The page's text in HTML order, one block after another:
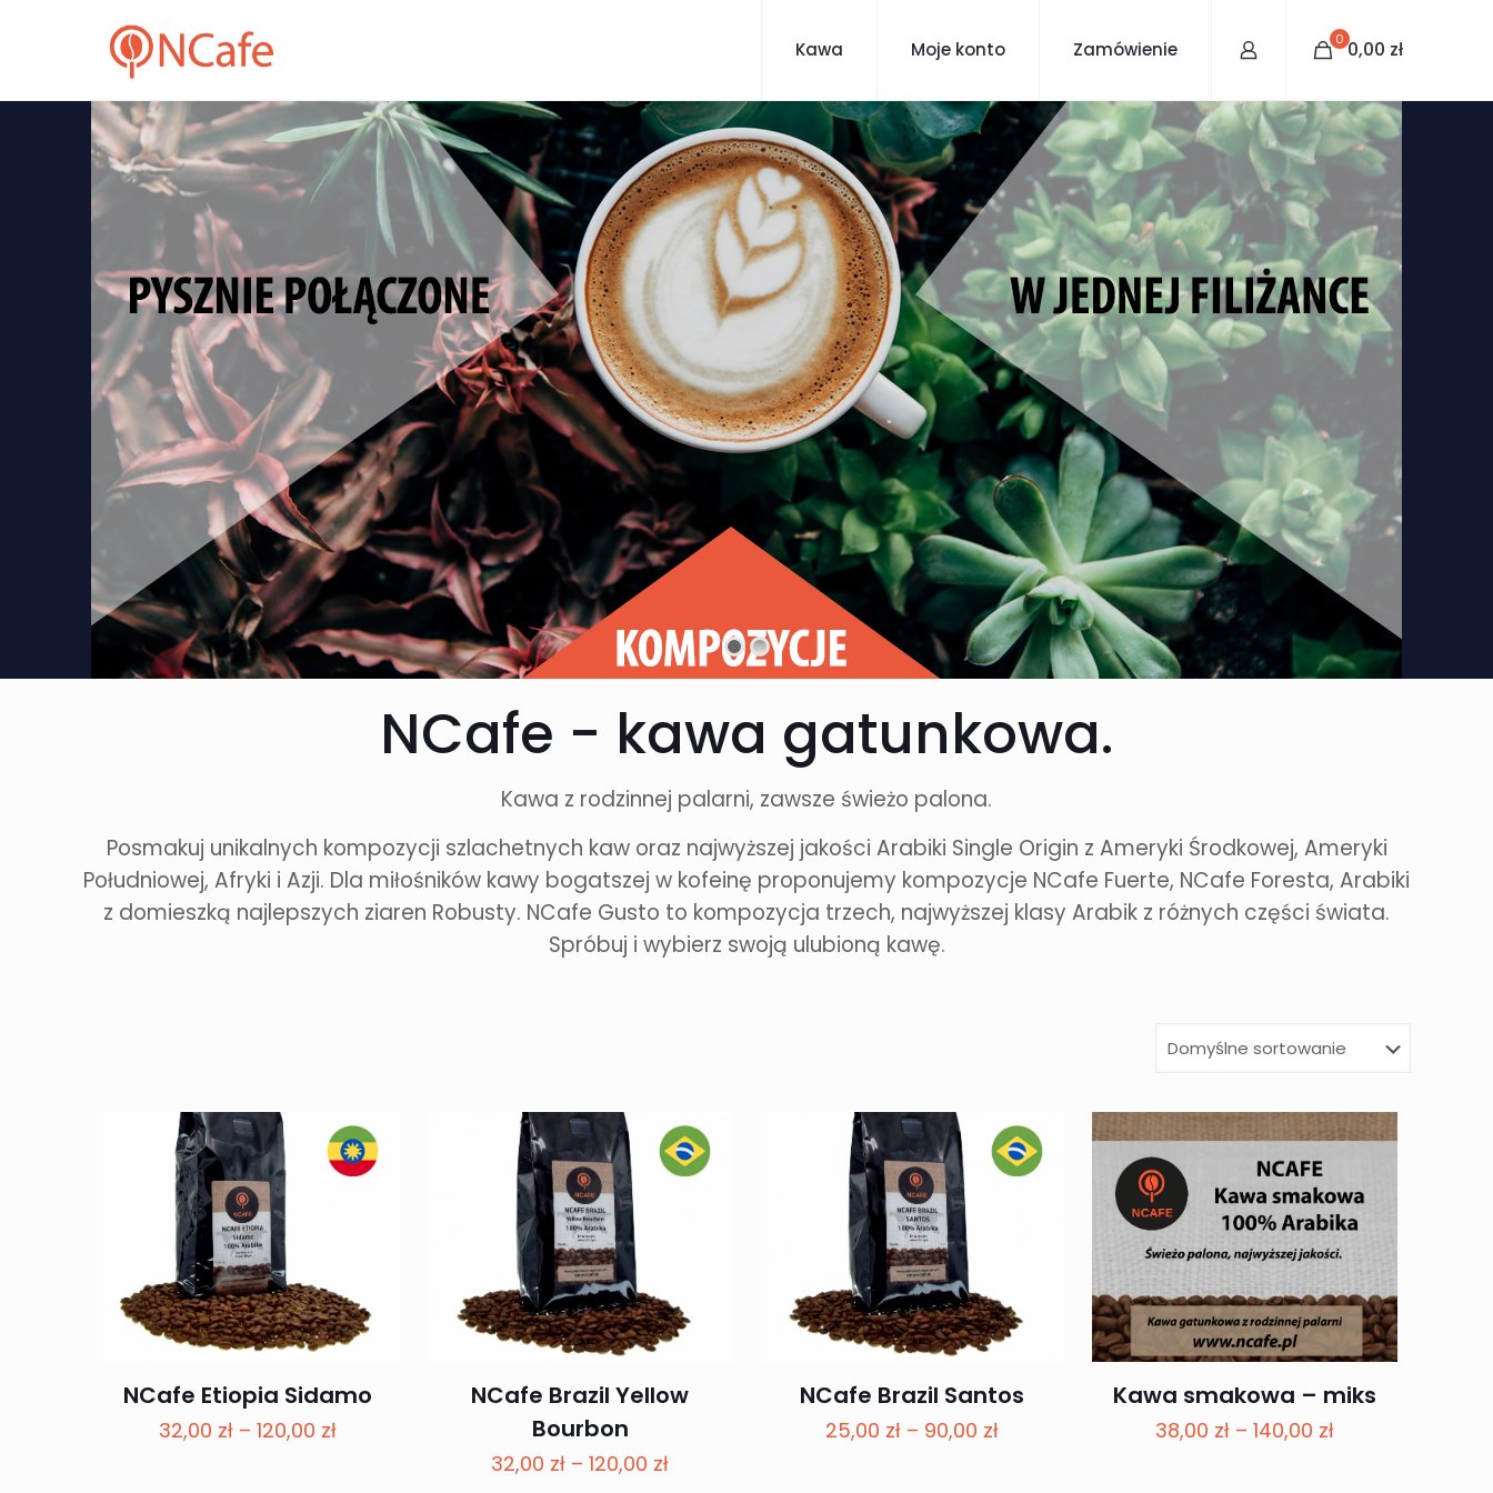
Kawa Moje konto Zamówienie 0 0,00 zł
NCafe - kawa gatunkowa.
Kawa z rodzinnej palarni, zawsze świeżo palona.
Posmakuj unikalnych kompozycji szlachetnych kaw oraz najwyższej jakości Arabiki Single Origin z Ameryki Środkowej, Ameryki
Południowej, Afryki i Azji. Dla miłośników kawy bogatszej w kofeinę proponujemy kompozycje NCafe Fuerte, NCafe Foresta, Arabiki
z domieszką najlepszych ziaren Robusty. NCafe Gusto to kompozycja trzech, najwyższej klasy Arabik z różnych części świata.
Spróbuj i wybierz swoją ulubioną kawę.
NCafe Etiopia Sidamo
32,00 zł – 120,00 złZakres
NCafe Brazil Yellow
Bourbon
32,00 zł – 120,00 złZakres
NCafe Brazil Santos
25,00 zł – 90,00 złZakres
Kawa smakowa – miks
38,00 zł – 140,00 złZakres